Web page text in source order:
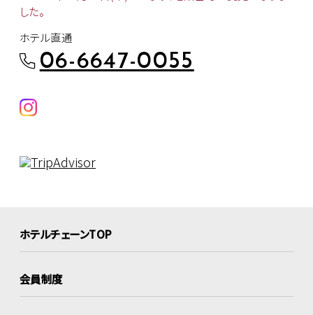
した。
ホテル直通
06-6647-0055
ホテルチェーンTOP
会員制度